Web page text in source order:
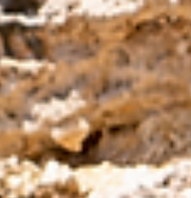
Tutabilmek İçin Neler Yapabilirsiniz? Tablolar
Etkilimi?